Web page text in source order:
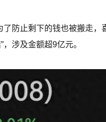
防止剩下的钱也被搬走
涉及金额超9亿元。